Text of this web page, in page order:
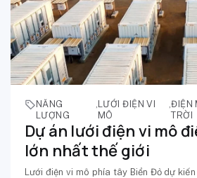
NĂNG
LƯỢNG
, LƯỚI ĐIỆN VI
MÔ
,ĐIỆN
TRỜI
Dự án lưới điện vi mô
lớn nhất thế giới
Lưới điện vi mô phía tây Biển Đỏ dự